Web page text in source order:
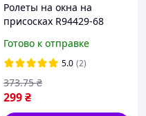
Ролеты на окна на
присосках R94429-68
шторка солнцезащитная
для авто и квартиры
Готово к отправке
5.0 (2)
299₴
373.75 ₴